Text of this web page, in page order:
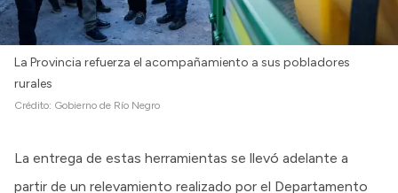
La Provincia refuerza el acompañamiento a sus pobladores
rurales
Crédito: Gobierno de Río Negro
La entrega de estas herramientas se llevó adelante a
partir de un relevamiento realizado por el Departamento